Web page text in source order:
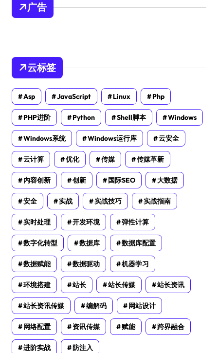
广告
云标签
Asp JavaScript Linux Php
PHP进阶 Python Shell脚本 Windows
Windows系统 Windows运行库 云安全
云计算 优化 传媒 传媒革新
内容创新 创新 国际SEO 大数据
安全 实战 实战技巧 实战指南
实时处理 开发环境 弹性计算
数字化转型 数据库 数据库配置
数据赋能 数据驱动 机器学习
环境搭建 站长 站长传媒 站长资讯
站长资讯传媒 编解码 网站设计
网络配置 资讯传媒 赋能 跨界融合
进阶实战 防注入